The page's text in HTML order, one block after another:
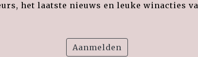
het laatste nieuws en leuke winacties
Aanmelden